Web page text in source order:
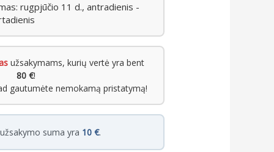
rugpjūčio 11 d., antradienis -
užsakymams, kurių vertė yra bent
80 €!
gautumėte nemokamą pristatymą!
suma yra 10 €.